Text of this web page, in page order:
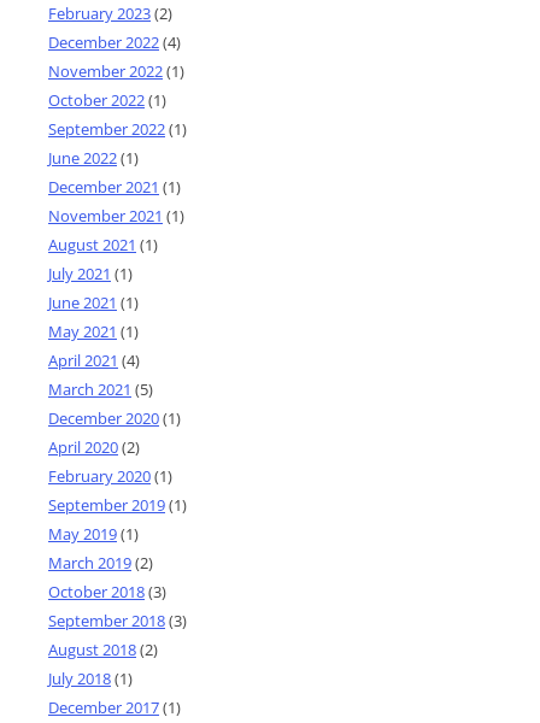
February 2023(2)
December 2022(4)
November 2022(1)
October 2022(1)
September 2022(1)
June 2022(1)
December 2021 (1)
November 2021 (1)
August 2021 (1)
July 2021 (1)
June 2021 (1)
May 2021 (1)
April 2021 (4)
March 2021 (5)
December 2020(1)
April 2020(2)
February 2020(1)
September 2019(1)
May 2019(1)
March 2019(2)
October 2018(3)
September 2018(3)
August 2018(2)
July 2018(1)
December 2017(1)